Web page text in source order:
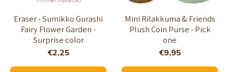
Eraser - Sumikko Gurashi
Fairy Flower Garden -
Surprise color
€2,25
Mini Rilakkuma & Friends
Plush Coin Purse - Pick
one
€9,95